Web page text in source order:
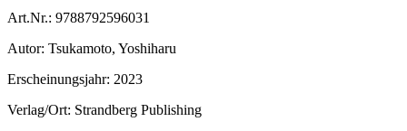
Art.Nr.: 9788792596031
Autor: Tsukamoto, Yoshiharu
Erscheinungsjahr: 2023
Verlag/Ort: Strandberg Publishing